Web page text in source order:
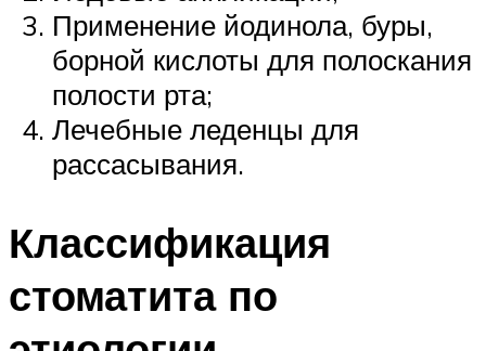
Применение йодинола, буры,
борной кислоты для полоскания
полости рта;
Лечебные леденцы для
рассасывания.
Классификация
стоматита по